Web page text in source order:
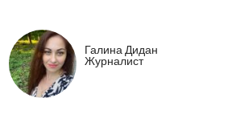
Галина Дидан
Журналист